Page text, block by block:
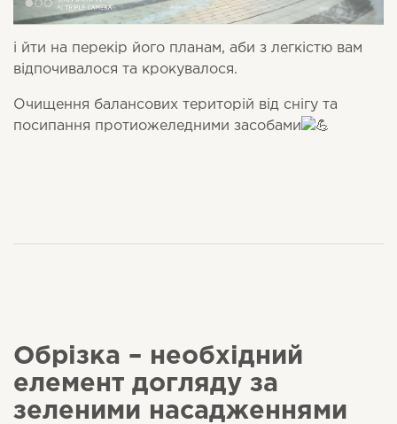
і йти на перекір його планам, аби з легкістю вам
відпочивалося та крокувалося.
Очищення балансових територій від снігу та
посипання протиожеледними засобами
Обрізка – необхідний
елемент догляду за
зеленими насадженнями